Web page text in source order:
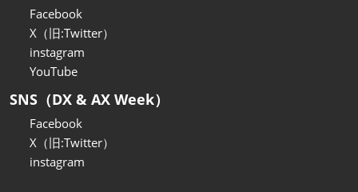
Facebook
X（旧:Twitter）
instagram
YouTube
SNS（DX & AX Week）
Facebook
X（旧:Twitter）
instagram